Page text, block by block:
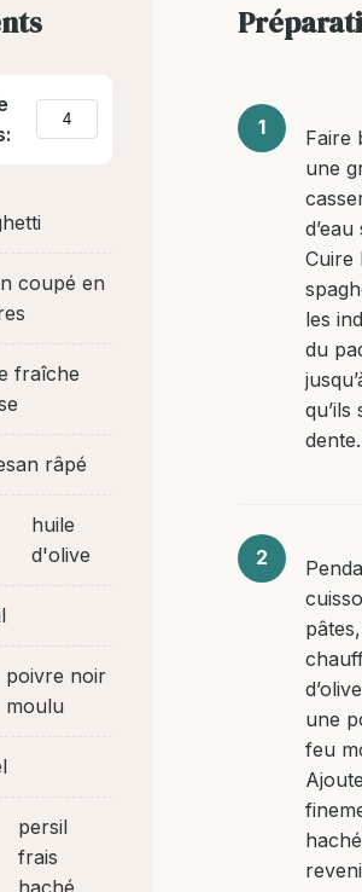
coupé en
fraîche
râpé
huile
d'olive
poivre noir
moulu
persil
frais
haché
Faire
une
d’eau
Cuire
les
du
qu’ils
dente.
une
feu